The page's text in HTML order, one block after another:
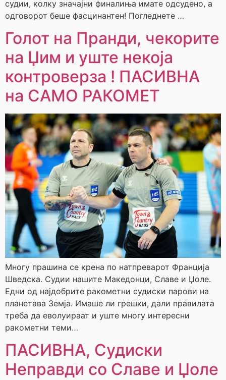
судии, колку значајни финалиња имате одсудено, а
одговорот беше фасцинантен! Погледнете …
Голот на Пранди, чекорите
на Џим и уште некоја
контроверза ! ПАСИВНА
на САМО РАКОМЕТ
Многу прашина се крена по натпреварот Франција
Шведска. Судии нашите Македонци, Славе и Џоле.
Едни од најдобрите ракометни судиски парови на
планетава Земја. Имаше ли грешки, дали правилата
треба да еволуираат и уште многу интересни
ракометни теми…
ПАСИВНА, Судиски
Неправди со Славе и Џоле